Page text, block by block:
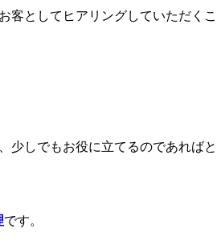
客としてヒアリングしていただくこ
少しでもお役に立てるのであればと
です。